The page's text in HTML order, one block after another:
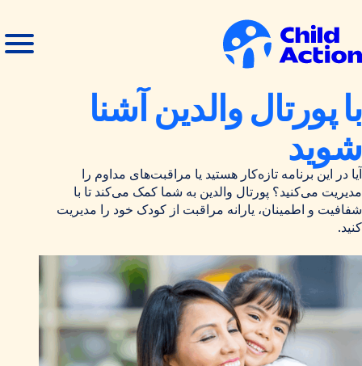
منوی
بستن
با پورتال والدین آشنا
شوید
آیا در این برنامه تازه‌کار هستید یا مراقبت‌های مداوم را
مدیریت می‌کنید؟ پورتال والدین به شما کمک می‌کند تا با
شفافیت و اطمینان، یارانه مراقبت از کودک خود را مدیریت
کنید.